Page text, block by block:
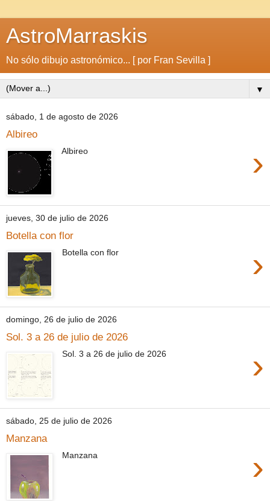
AstroMarraskis
No sólo dibujo astronómico... [ por Fran Sevilla ]
▼
sábado, 1 de agosto de 2026
Albireo
›
Albireo
jueves, 30 de julio de 2026
Botella con flor
›
Botella con flor
domingo, 26 de julio de 2026
Sol. 3 a 26 de julio de 2026
›
Sol. 3 a 26 de julio de 2026
sábado, 25 de julio de 2026
Manzana
›
Manzana